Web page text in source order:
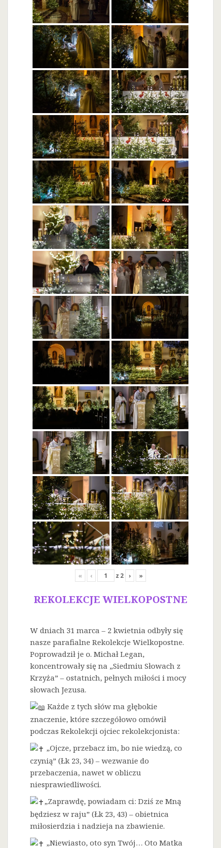
« ‹ z2 › »
REKOLEKCJE WIELKOPOSTNE
W dniach 31 marca – 2 kwietnia odbyły się
nasze parafialne Rekolekcje Wielkopostne.
Poprowadził je o. Michał Legan,
koncentrowały się na „Siedmiu Słowach z
Krzyża” – ostatnich, pełnych miłości i mocy
słowach Jezusa.
Każde z tych słów ma głębokie
znaczenie, które szczegółowo omówił
podczas Rekolekcji ojciec rekolekcjonista:
„Ojcze, przebacz im, bo nie wiedzą, co
czynią” (Łk 23, 34) – wezwanie do
przebaczenia, nawet w obliczu
niesprawiedliwości.
„Zaprawdę, powiadam ci: Dziś ze Mną
będziesz w raju” (Łk 23, 43) – obietnica
miłosierdzia i nadzieja na zbawienie.
„Niewiasto, oto syn Twój… Oto Matka